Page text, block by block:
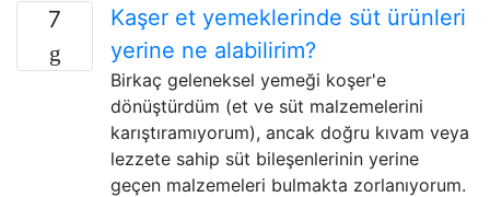
7
Kaşer et yemeklerinde süt ürünleri
yerine ne alabilirim?
Birkaç geleneksel yemeği koşer'e
dönüştürdüm (et ve süt malzemelerini
karıştıramıyorum), ancak doğru kıvam veya
lezzete sahip süt bileşenlerinin yerine
geçen malzemeleri bulmakta zorlanıyorum.